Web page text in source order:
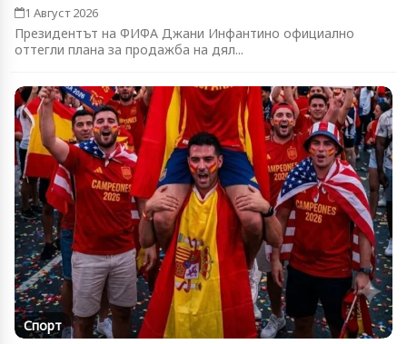
1 Август 2026
Президентът на ФИФА Джани Инфантино официално
оттегли плана за продажба на дял...
Спорт